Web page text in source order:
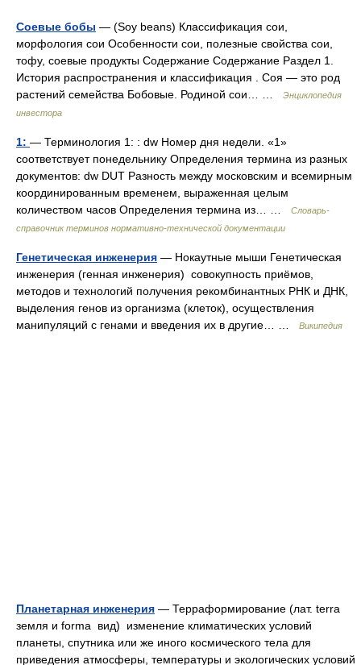
Соевые бобы — (Soy beans) Классификация сои,
морфология сои Особенности сои, полезные свойства сои,
тофу, соевые продукты Содержание Содержание Раздел 1.
История распространения и классификация . Соя — это род
растений семейства Бобовые. Родиной сои… …
Энциклопедия
инвестора
1: — Терминология 1: : dw Номер дня недели. «1»
соответствует понедельнику Определения термина из разных
документов: dw DUT Разность между московским и всемирным
координированным временем, выраженная целым
количеством часов Определения термина из… …
Словарь-
справочник терминов нормативно-технической документации
Генетическая инженерия — Нокаутные мыши Генетическая
инженерия (генная инженерия) совокупность приёмов,
методов и технологий получения рекомбинантных РНК и ДНК,
выделения генов из организма (клеток), осуществления
манипуляций с генами и введения их в другие… …
Википедия
Планетарная инженерия — Терраформирование (лат. terra
земля и forma вид) изменение климатических условий
планеты, спутника или же иного космического тела для
приведения атмосферы, температуры и экологических условий